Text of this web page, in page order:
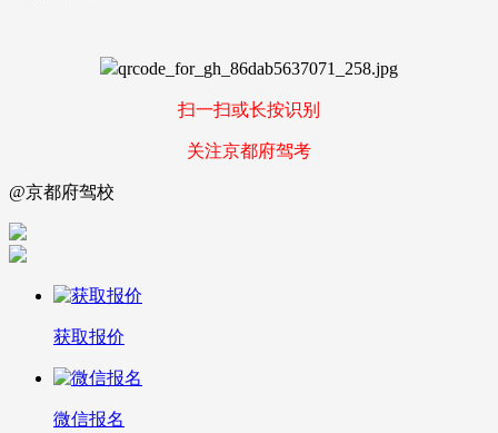
扫一扫或长按识别
关注京都府驾考
@京都府驾校
获取报价
微信报名